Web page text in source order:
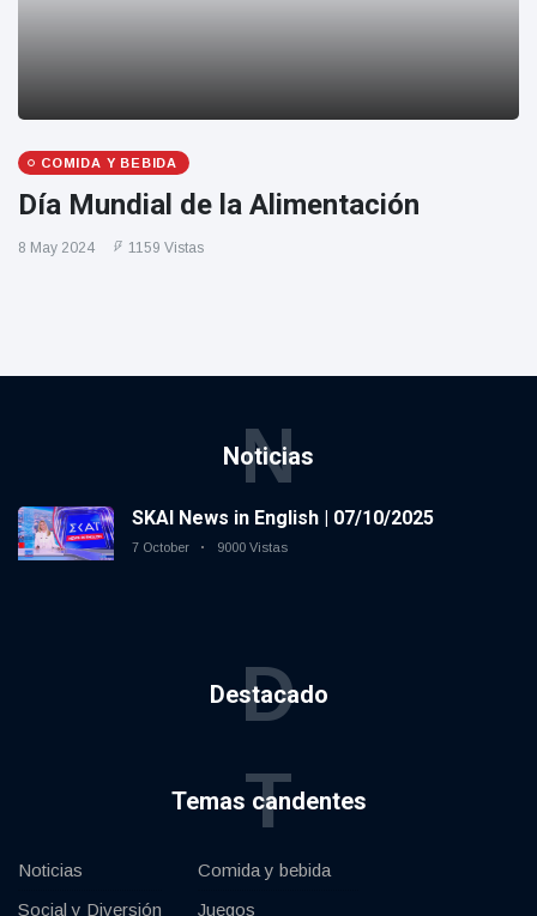
COMIDA Y BEBIDA
Día Mundial de la Alimentación
8 May 2024 1159 Vistas
Noticias
N
SKAI News in English | 07/10/2025
7 October 9000 Vistas
Destacado
D
Temas candentes
T
Noticias
Social y Diversión
Comida y bebida
Juegos